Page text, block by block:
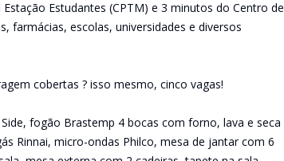
Estudantes (CPTM) e 3 minutos do Centro de
farmácias, escolas, universidades e diversos
cobertas ? isso mesmo, cinco vagas!
fogão Brastemp 4 bocas com forno, lava e seca
Rinnai, micro-ondas Philco, mesa de jantar com 6